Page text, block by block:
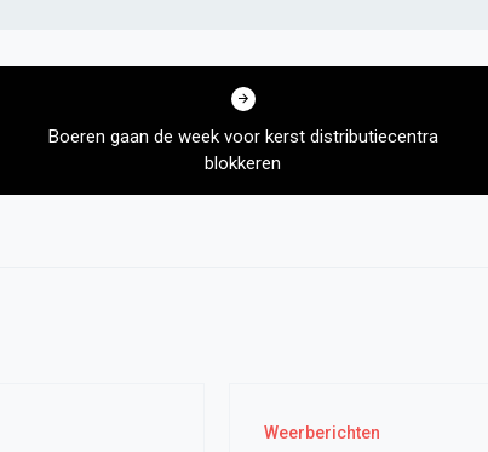
Boeren gaan de week voor kerst distributiecentra
blokkeren
Weerberichten